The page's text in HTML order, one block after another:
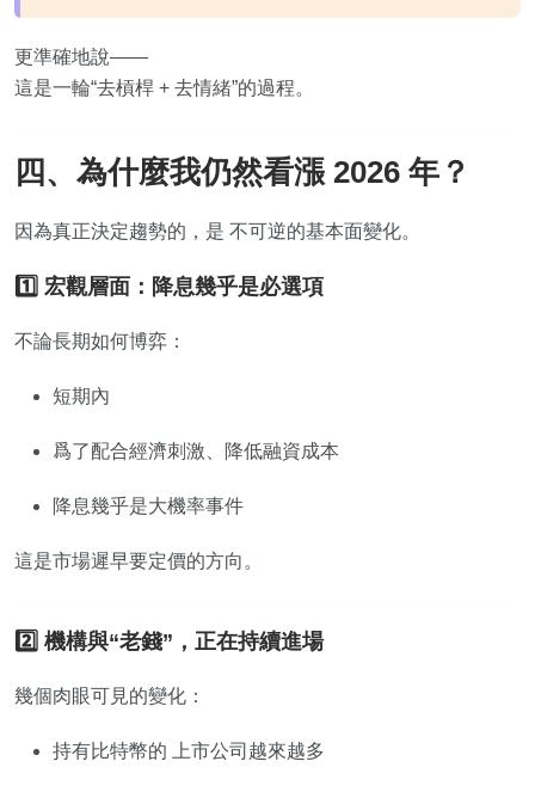
更準確地說——
這是一輪“去槓桿 + 去情緒”的過程。
四、為什麼我仍然看漲 2026 年？
因為真正決定趨勢的，是 不可逆的基本面變化。
1️⃣ 宏觀層面：降息幾乎是必選項
不論長期如何博弈：
短期內
爲了配合經濟刺激、降低融資成本
降息幾乎是大機率事件
這是市場遲早要定價的方向。
2️⃣ 機構與“老錢”，正在持續進場
幾個肉眼可見的變化：
持有比特幣的 上市公司越來越多